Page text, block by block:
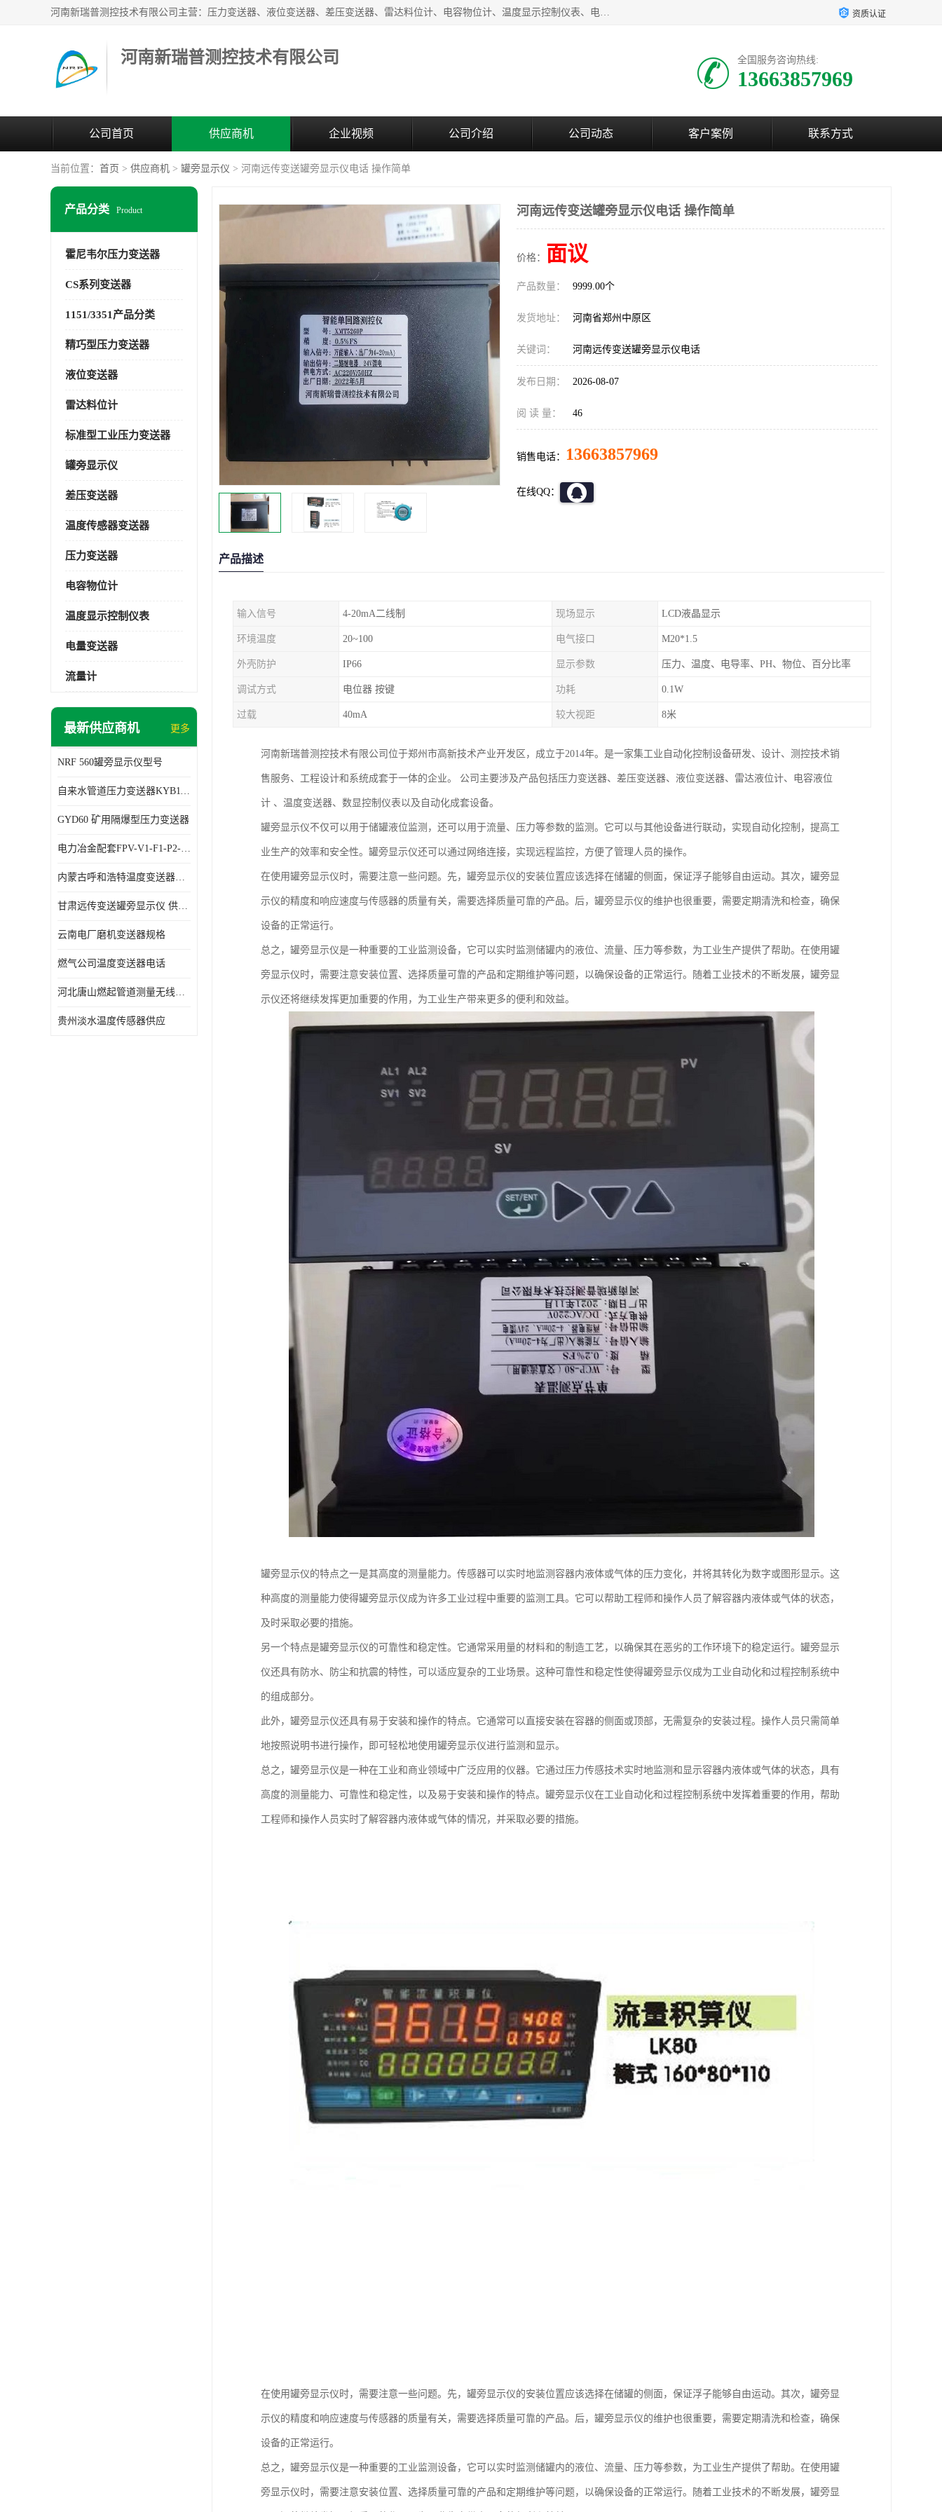
河南新瑞普测控技术有限公司主营：压力变送器、液位变送器、差压变送器、雷达料位计、电容物位计、温度显示控制仪表、电量变送器、流量计、工业自动化系统成套设备。 资质认证
河南新瑞普测控技术有限公司 全国服务咨询热线:
13663857969
公司首页 供应商机 企业视频 公司介绍 公司动态 客户案例 联系方式
当前位置： 首页 > 供应商机 > 罐旁显示仪 > 河南远传变送罐旁显示仪电话 操作简单
产品分类 Product
霍尼韦尔压力变送器
CS系列变送器
1151/3351产品分类
精巧型压力变送器
液位变送器
雷达料位计
标准型工业压力变送器
罐旁显示仪
差压变送器
温度传感器变送器
压力变送器
电容物位计
温度显示控制仪表
电量变送器
流量计
最新供应商机 更多
NRF 560罐旁显示仪型号
自来水管道压力变送器KYB11G03M2型号 使用方便
GYD60 矿用隔爆型压力变送器
电力冶金配套FPV-V1-F1-P2-03电压变送器
内蒙古呼和浩特温度变送器配套罐旁显示仪供应 性能稳定
甘肃远传变送罐旁显示仪 供应及时
云南电厂磨机变送器规格
燃气公司温度变送器电话
河北唐山燃起管道测量无线压力变送器型号 性能稳定
贵州淡水温度传感器供应
河南远传变送罐旁显示仪电话 操作简单
价格： 面议
产品数量： 9999.00个
发货地址： 河南省郑州中原区
关键词： 河南远传变送罐旁显示仪电话
发布日期： 2026-08-07
阅 读 量： 46
销售电话： 13663857969
在线QQ：
产品描述
输入信号 4-20mA二线制 现场显示 LCD液晶显示
环境温度 20~100 电气接口 M20*1.5
外壳防护 IP66 显示参数 压力、温度、电导率、PH、物位、百分比率
调试方式 电位器 按键 功耗 0.1W
过载 40mA 较大视距 8米
河南新瑞普测控技术有限公司位于郑州市高新技术产业开发区，成立于2014年。是一家集工业自动化控制设备研发、设计、测控技术销
售服务、工程设计和系统成套于一体的企业。 公司主要涉及产品包括压力变送器、差压变送器、液位变送器、雷达液位计、电容液位
计 、温度变送器、数显控制仪表以及自动化成套设备。
罐旁显示仪不仅可以用于储罐液位监测，还可以用于流量、压力等参数的监测。它可以与其他设备进行联动，实现自动化控制，提高工
业生产的效率和安全性。罐旁显示仪还可以通过网络连接，实现远程监控，方便了管理人员的操作。
在使用罐旁显示仪时，需要注意一些问题。先，罐旁显示仪的安装位置应该选择在储罐的侧面，保证浮子能够自由运动。其次，罐旁显
示仪的精度和响应速度与传感器的质量有关，需要选择质量可靠的产品。后，罐旁显示仪的维护也很重要，需要定期清洗和检查，确保
设备的正常运行。
总之，罐旁显示仪是一种重要的工业监测设备，它可以实时监测储罐内的液位、流量、压力等参数，为工业生产提供了帮助。在使用罐
旁显示仪时，需要注意安装位置、选择质量可靠的产品和定期维护等问题，以确保设备的正常运行。随着工业技术的不断发展，罐旁显
示仪还将继续发挥更加重要的作用，为工业生产带来更多的便利和效益。
罐旁显示仪的特点之一是其高度的测量能力。传感器可以实时地监测容器内液体或气体的压力变化，并将其转化为数字或图形显示。这
种高度的测量能力使得罐旁显示仪成为许多工业过程中重要的监测工具。它可以帮助工程师和操作人员了解容器内液体或气体的状态，
及时采取必要的措施。
另一个特点是罐旁显示仪的可靠性和稳定性。它通常采用量的材料和的制造工艺，以确保其在恶劣的工作环境下的稳定运行。罐旁显示
仪还具有防水、防尘和抗震的特性，可以适应复杂的工业场景。这种可靠性和稳定性使得罐旁显示仪成为工业自动化和过程控制系统中
的组成部分。
此外，罐旁显示仪还具有易于安装和操作的特点。它通常可以直接安装在容器的侧面或顶部，无需复杂的安装过程。操作人员只需简单
地按照说明书进行操作，即可轻松地使用罐旁显示仪进行监测和显示。
总之，罐旁显示仪是一种在工业和商业领域中广泛应用的仪器。它通过压力传感技术实时地监测和显示容器内液体或气体的状态，具有
高度的测量能力、可靠性和稳定性，以及易于安装和操作的特点。罐旁显示仪在工业自动化和过程控制系统中发挥着重要的作用，帮助
工程师和操作人员实时了解容器内液体或气体的情况，并采取必要的措施。
在使用罐旁显示仪时，需要注意一些问题。先，罐旁显示仪的安装位置应该选择在储罐的侧面，保证浮子能够自由运动。其次，罐旁显
示仪的精度和响应速度与传感器的质量有关，需要选择质量可靠的产品。后，罐旁显示仪的维护也很重要，需要定期清洗和检查，确保
设备的正常运行。
总之，罐旁显示仪是一种重要的工业监测设备，它可以实时监测储罐内的液位、流量、压力等参数，为工业生产提供了帮助。在使用罐
旁显示仪时，需要注意安装位置、选择质量可靠的产品和定期维护等问题，以确保设备的正常运行。随着工业技术的不断发展，罐旁显